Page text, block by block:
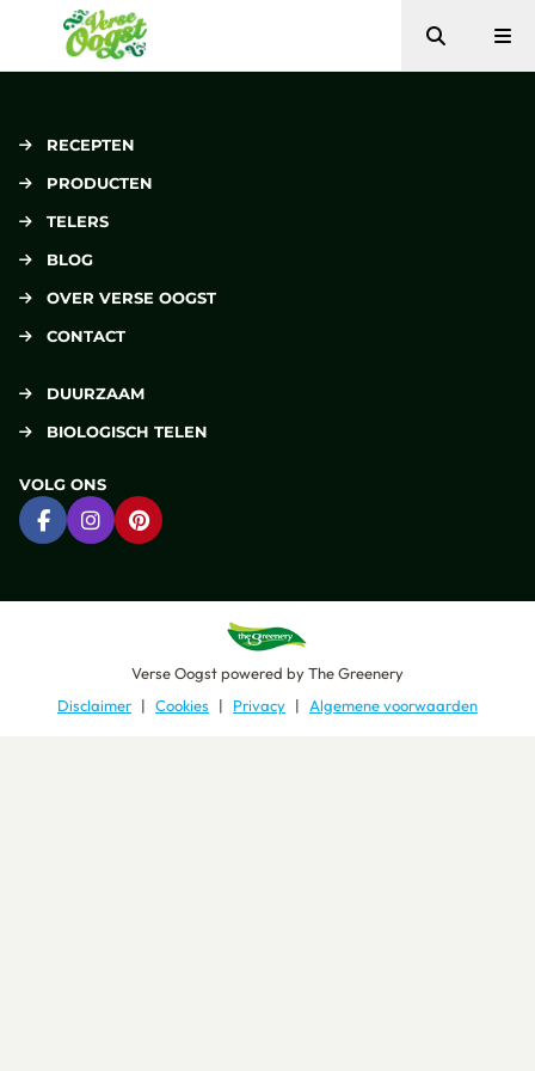
Verse Oogst
Zoeken
RECEPTEN
PRODUCTEN
TELERS
BLOG
OVER VERSE OOGST
CONTACT
DUURZAAM
BIOLOGISCH TELEN
VOLG ONS
Ga naar Facebook
Ga naar Instagram
Ga naar Pinterest
Verse Oogstpowered byThe Greenery
Disclaimer
Cookies Privacy Algemene voorwaarden